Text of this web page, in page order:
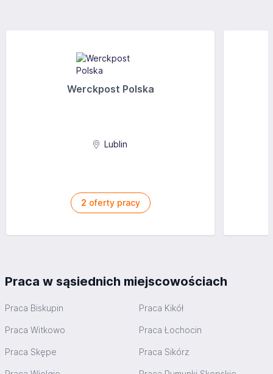
Werckpost Polska
Lublin
2 oferty pracy
Praca w sąsiednich miejscowościach
Praca Biskupin Praca Kikół
Praca Witkowo Praca Łochocin
Praca Skępe Praca Sikórz